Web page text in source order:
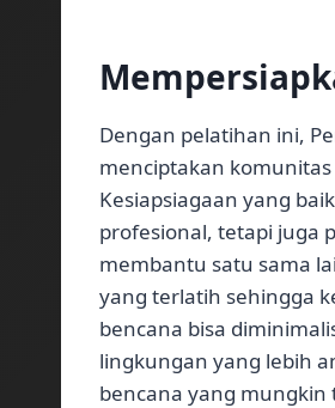
Dengan pelatihan ini,
menciptakan
Kesiapsiagaan yang
profesional, tetapi juga
membantu satu sama
yang terlatih sehingga
bencana bisa
lingkungan yang lebih
bencana yang mungkin